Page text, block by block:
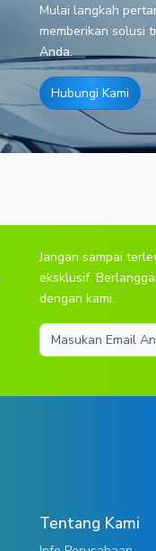
Mulai langkah
memberikan solusi
Anda.
Hubungi Kami
Jangan sampai
eksklusif.
dengan kami.
Email
Tentang Kami